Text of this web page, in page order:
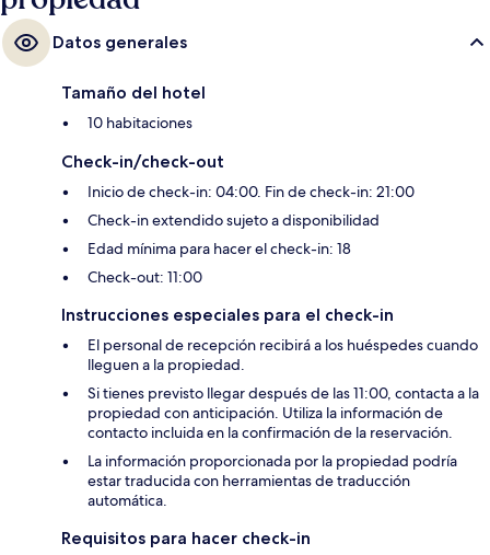
Datos generales
Tamaño del hotel
10 habitaciones
Check-in/check-out
Inicio de check-in: 04:00. Fin de check-in: 21:00
Check-in extendido sujeto a disponibilidad
Edad mínima para hacer el check-in: 18
Check-out: 11:00
Instrucciones especiales para el check-in
El personal de recepción recibirá a los huéspedes cuando
lleguen a la propiedad.
Si tienes previsto llegar después de las 11:00, contacta a la
propiedad con anticipación. Utiliza la información de
contacto incluida en la confirmación de la reservación.
La información proporcionada por la propiedad podría
estar traducida con herramientas de traducción
automática.
Requisitos para hacer check-in